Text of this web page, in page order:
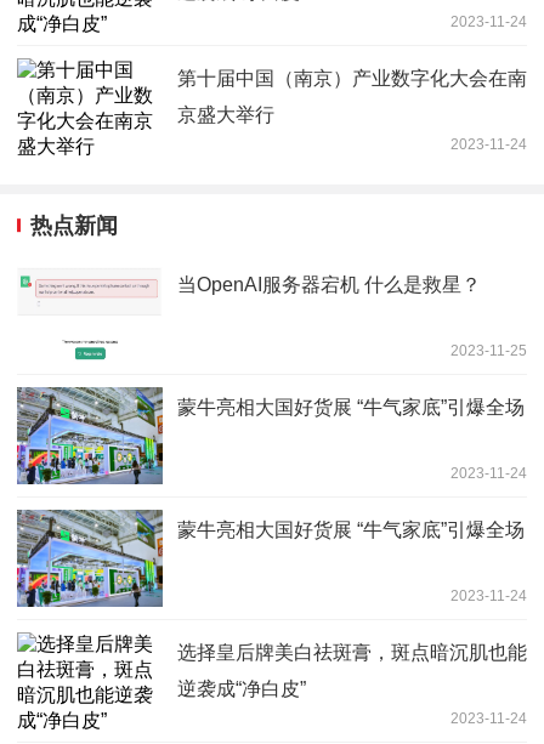
2023-11-24
第十届中国（南京）产业数字化大会在南
京盛大举行
2023-11-24
热点新闻
当OpenAI服务器宕机 什么是救星？
2023-11-25
蒙牛亮相大国好货展 “牛气家底”引爆全场
2023-11-24
蒙牛亮相大国好货展 “牛气家底”引爆全场
2023-11-24
选择皇后牌美白祛斑膏，斑点暗沉肌也能
逆袭成“净白皮”
2023-11-24